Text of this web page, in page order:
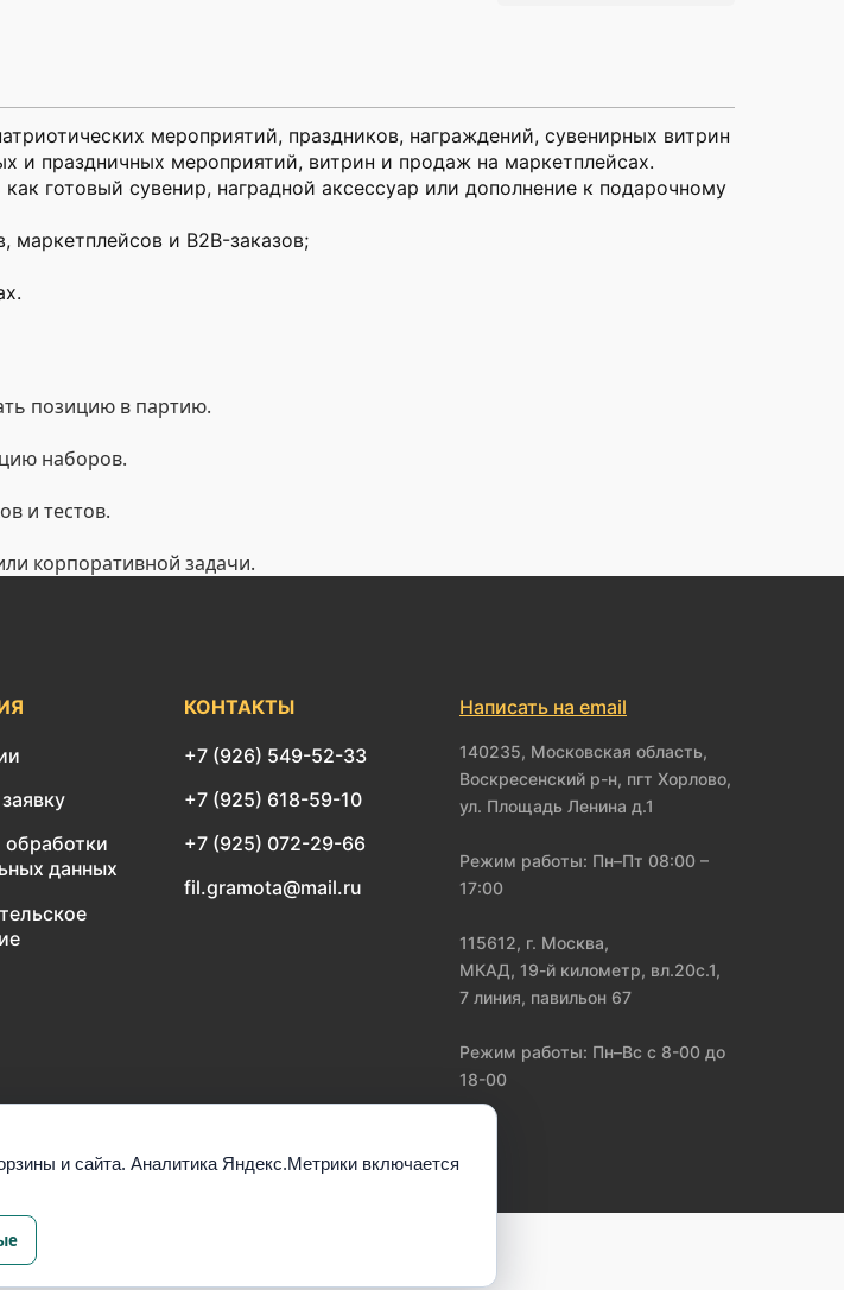
мероприятий, праздников, награждений, сувенирных витрин
и праздничных мероприятий, витрин и продаж на маркетплейсах.
готовый сувенир, наградной аксессуар или дополнение к подарочному
маркетплейсов и B2B-заказов;
позицию в партию.
наборов.
и тестов.
корпоративной задачи.
данных
КОНТАКТЫ
+7 (926) 549-52-33
+7 (925) 618-59-10
+7 (925) 072-29-66
fil.gramota@mail.ru
Написать на email
140235, Московская область,
Воскресенский р-н, пгт Хорлово,
ул. Площадь Ленина д.1
Режим работы: Пн–Пт 08:00 –
17:00
115612, г. Москва,
МКАД, 19-й километр, вл.20с.1,
7 линия, павильон 67
Режим работы: Пн–Вс с 8-00 до
18-00
cookies
и сайта. Аналитика Яндекс.Метрики включается